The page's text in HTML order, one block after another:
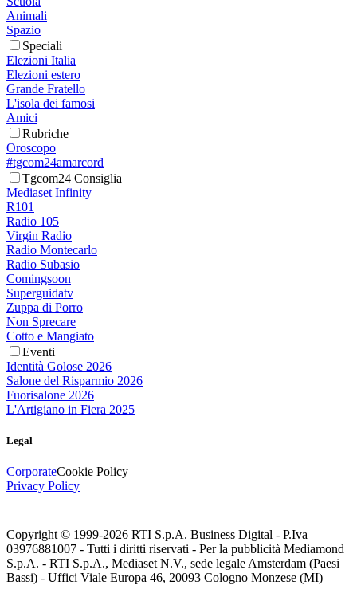
Animali
Spazio
Speciali
Elezioni Italia
Elezioni estero
Grande Fratello
L'isola dei famosi
Amici
Rubriche
Oroscopo
#tgcom24amarcord
Tgcom24 Consiglia
Mediaset Infinity
R101
Radio 105
Virgin Radio
Radio Montecarlo
Radio Subasio
Comingsoon
Superguidatv
Zuppa di Porro
Non Sprecare
Cotto e Mangiato
Eventi
Identità Golose 2026
Salone del Risparmio 2026
Fuorisalone 2026
L'Artigiano in Fiera 2025
Legal
CorporateCookie Policy
Privacy Policy
Copyright © 1999-2026 RTI S.p.A. Business Digital - P.Iva
03976881007 - Tutti i diritti riservati - Per la pubblicità Mediamond
S.p.A. - RTI S.p.A., Mediaset N.V., sede legale Amsterdam (Paesi
Bassi) - Uffici Viale Europa 46, 20093 Cologno Monzese (MI)